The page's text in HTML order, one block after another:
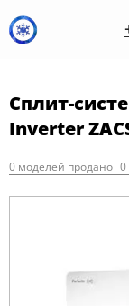
Сплит-
Inverter
0 моделей продано 0